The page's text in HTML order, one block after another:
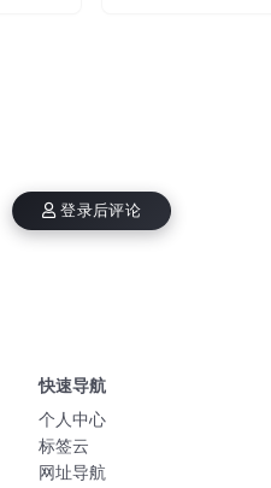
登录后评论
快速导航
个人中心
标签云
网址导航